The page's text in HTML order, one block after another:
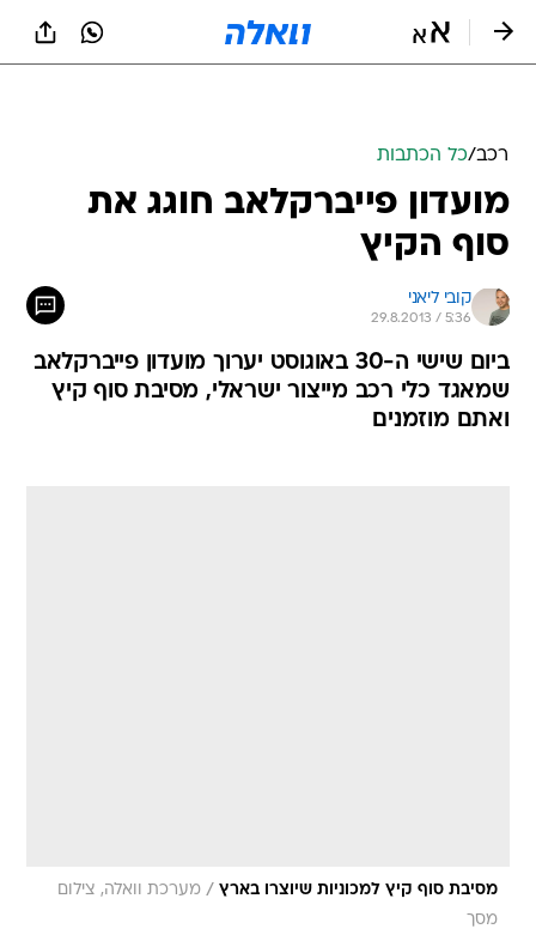
רכב/כל הכתבות
מועדון פייברקלאב חוגג את
סוף הקיץ
קובי ליאני
29.8.2013 / 5:36
ביום שישי ה-30 באוגוסט יערוך מועדון פייברקלאב
שמאגד כלי רכב מייצור ישראלי, מסיבת סוף קיץ
ואתם מוזמנים
מסיבת סוף קיץ למכוניות שיוצרו בארץ / מערכת וואלה, צילום
מסך